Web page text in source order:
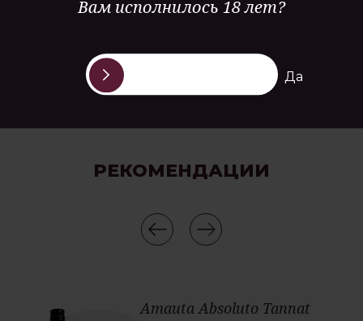
Вам исполнилось 18 лет?
Да
РЕКОМЕНДАЦИИ
Amauta Absoluto Tannat